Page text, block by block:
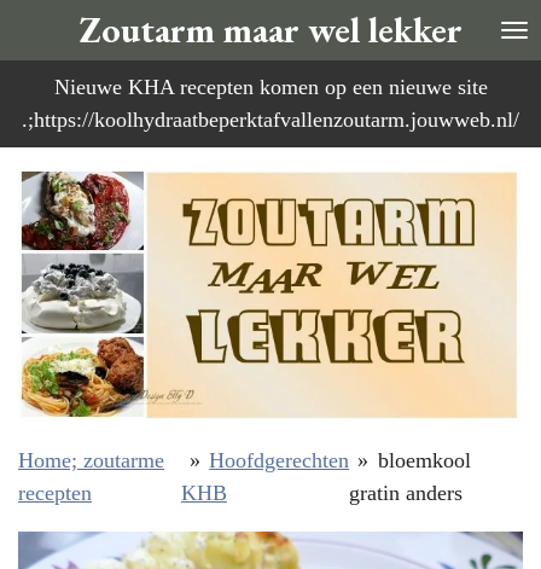
direct
naar
de
Zoutarm maar wel lekker
Nieuwe KHA recepten komen op een nieuwe site
.;https://koolhydraatbeperktafvallenzoutarm.jouwweb.nl/
Home; zoutarme
recepten
» Hoofdgerechten
KHB
» bloemkool
gratin anders